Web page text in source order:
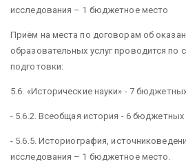
исследования – 1 бюджетное место
Приём на места по договорам об
образовательных услуг проводится
подготовки:
5.6. «Исторические науки» - 7
- 5.6.2. Всеобщая история - 6 бюджетных
- 5.6.5. Историография,
исследования – 1 бюджетное место.